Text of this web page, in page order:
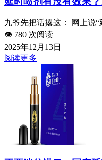
九爷先把话撂这： 网上说
👁️ 780 次阅读
2025年12月13日
阅读更多